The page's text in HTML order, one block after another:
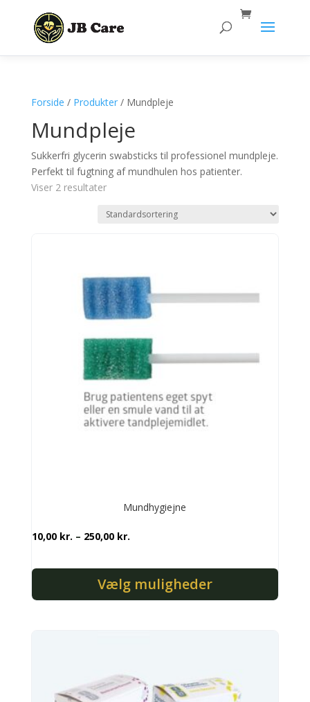
Products
search
Forside / Produkter/ Mundpleje
Mundpleje
Sukkerfri glycerin swabsticks til professionel mundpleje.
Perfekt til fugtning af mundhulen hos patienter.
Viser 2 resultater
Mundhygiejne
10,00 kr. – 250,00 kr.Prisinterval:
til
250,00 kr.
Vælg muligheder
Mulighederne